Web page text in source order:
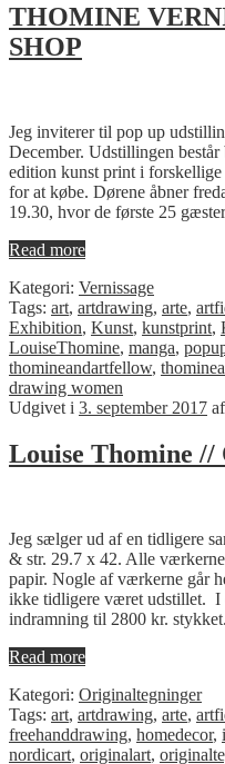
THOMINE
SHOP
Jeg inviterer til pop up
December. Udstillingen
edition kunst print i
for at købe. Dørene åbner
19.30, hvor de første 25
Read more
Kategori: Vernissage
Tags: art, artdrawing, arte,
Exhibition, Kunst, kunstprint,
LouiseThomine, manga,
thomineandartfellow,
drawing women
Udgivet i 3. september 2017 af
Louise Thomine
Jeg sælger ud af en tidligere
& str. 29.7 x 42. Alle
papir. Nogle af værkerne går
ikke tidligere været udstillet. I
indramning til 2800 kr.
Read more
Kategori: Originaltegninger
Tags: art, artdrawing, arte,
freehanddrawing, homedecor,
nordicart, originalart,